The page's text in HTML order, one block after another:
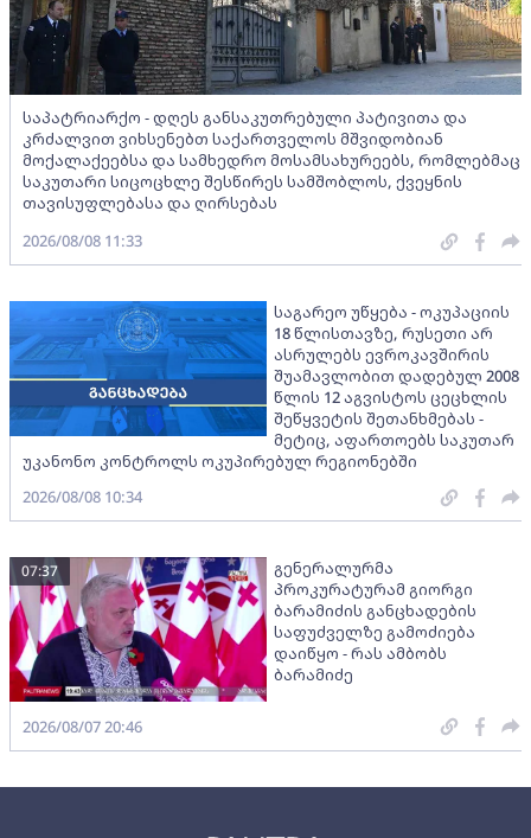
საპატრიარქო - დღეს განსაკუთრებული პატივითა და
კრძალვით ვიხსენებთ საქართველოს მშვიდობიან
მოქალაქეებსა და სამხედრო მოსამსახურეებს, რომლებმაც
საკუთარი სიცოცხლე შესწირეს სამშობლოს, ქვეყნის
თავისუფლებასა და ღირსებას
2026/08/08 11:33
საგარეო უწყება - ოკუპაციის
18 წლისთავზე, რუსეთი არ
ასრულებს ევროკავშირის
შუამავლობით დადებულ 2008
წლის 12 აგვისტოს ცეცხლის
შეწყვეტის შეთანხმებას -
მეტიც, აფართოებს საკუთარ
უკანონო კონტროლს ოკუპირებულ რეგიონებში
2026/08/08 10:34
გენერალურმა
პროკურატურამ გიორგი
ბარამიძის განცხადების
საფუძველზე გამოძიება
დაიწყო - რას ამბობს
ბარამიძე
07:37
2026/08/07 20:46